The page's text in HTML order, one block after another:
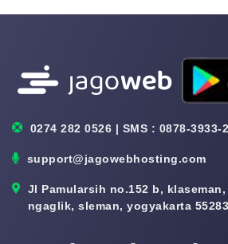
0274 282 0526 | SMS : 0878-3933-
support@jagowebhosting.com
Jl Pamularsih no.152 b,
ngaglik, sleman, yogyakarta 55283